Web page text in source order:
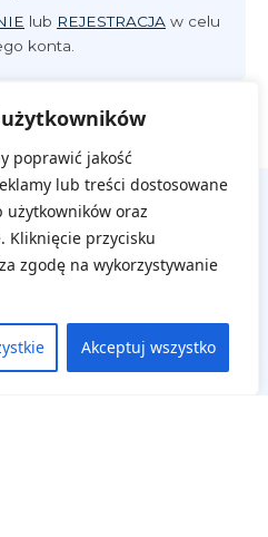
poprawić jakość
lub treści dostosowane
oraz
Kliknięcie przycisku
zgodę na wykorzystywanie
Akceptuj wszystko
lub REJESTRACJA w celu
konta.